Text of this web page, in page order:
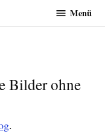
Menü
Bilder ohne
.